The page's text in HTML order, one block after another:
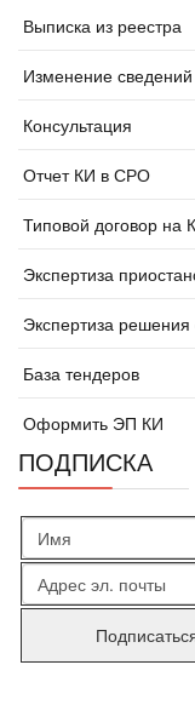
Выписка из реестра
Изменение сведений
Консультация
Отчет КИ в СРО
Типовой договор на
Экспертиза
Экспертиза
База тендеров
Оформить ЭП КИ
ПОДПИСКА